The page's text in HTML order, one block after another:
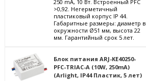
250 mА, 10 Вт. Встроенный PFC
>0,92. Негерметичный
пластиковый корпус IP 44.
Габаритные размеры: диаметр в
окружности Ø51 мм, высота 22
мм. Гарантийный срок 5 лет.
Блок питания ARJ-KE40250-
PFC-TRIAC-A (10W, 250mA)
(Arlight, IP44 Пластик, 5 лет)